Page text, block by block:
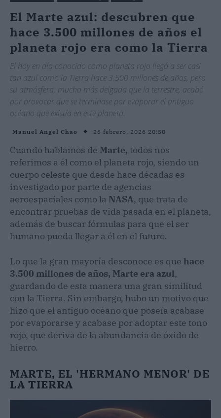
El Marte azul: descubren que
hace 3.500 millones de años el
planeta rojo era como la Tierra
El hoy en día conocido como planeta rojo llegó a ser casi
tan azul como la Tierra hace 3.500 millones de años, pero
su atmósfera, mucho más delgada que la terrestre, acabó
por provocar que se terminase por evaporar el antiguo
océano que existía en este planeta.
Manuel Angel Chao 26 febrero, 2026 20:50
Cuando hablamos de Marte, todos nos
referimos a él como el planeta rojo, siendo un
cuerpo celeste que desde hace décadas es
investigado por parte de agencias
aeroespaciales como la NASA, que trata de
encontrar pruebas de vida pasada en el planeta,
además de buscar fórmulas para que el ser
humano pueda llegar a él en el futuro.
Lo que la gran mayoría desconoce es que hace
3.500 millones de años, Marte era azul,
guardando de esta manera una gran similitud
con la Tierra. Sin embargo, hubo un motivo que
hizo que el antiguo océano que poseía acabase
por evaporarse y acabase por adoptar este tono
rojo, que deriva de la abundancia de óxido de
hierro.
MARTE, EL 'HERMANO MENOR' DE
LA TIERRA